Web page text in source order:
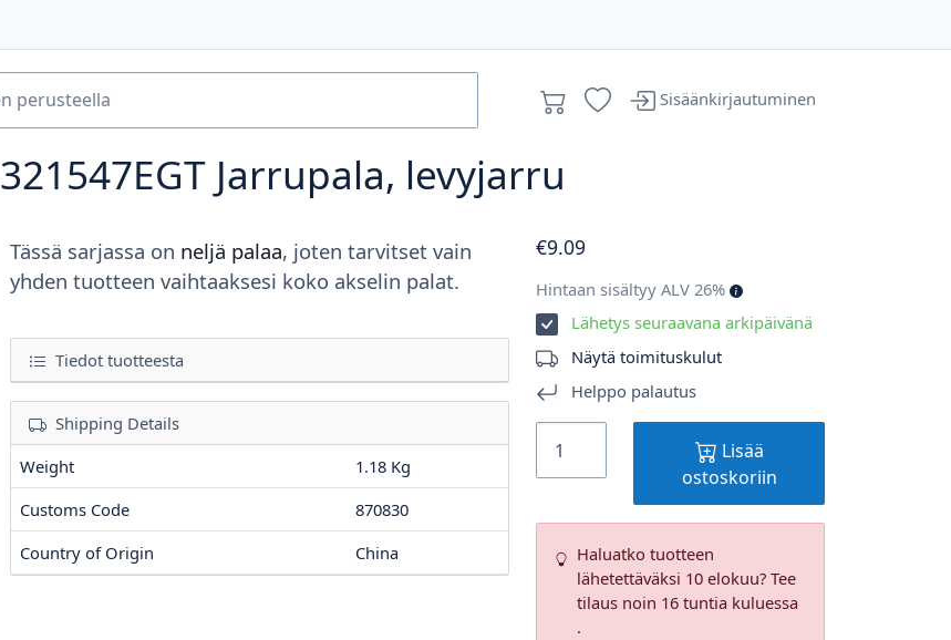
Sisäänkirjautuminen
321547EGT Jarrupala, levyjarru
Tässä sarjassa on neljä palaa, joten tarvitset vain
yhden tuotteen vaihtaaksesi koko akselin palat.
Tiedot tuotteesta
Shipping Details
Weight
1.18 Kg
Customs Code
870830
Country of Origin
China
€9.09
Hintaan sisältyy ALV 26%
Lähetys seuraavana arkipäivänä
Näytä toimituskulut
Helppo palautus
Lisää
ostoskoriin
Haluatko tuotteen
lähetettäväksi 10 elokuu? Tee
tilaus noin 16 tuntia kuluessa
.